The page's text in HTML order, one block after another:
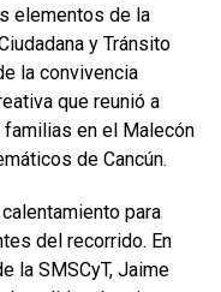
elementos de la
y Tránsito
la convivencia
que reunió a
en el Malecón
de Cancún.
para
del recorrido. En
la SMSCyT, Jaime